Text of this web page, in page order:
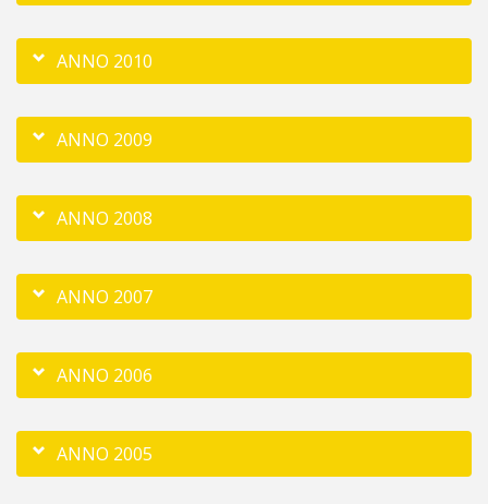
ANNO 2010
ANNO 2009
ANNO 2008
ANNO 2007
ANNO 2006
ANNO 2005